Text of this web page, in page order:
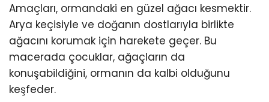
Amaçları, ormandaki en güzel ağacı kesmektir.
Arya keçisiyle ve doğanın dostlarıyla birlikte
ağacını korumak için harekete geçer. Bu
macerada çocuklar, ağaçların da
konuşabildiğini, ormanın da kalbi olduğunu
keşfeder.